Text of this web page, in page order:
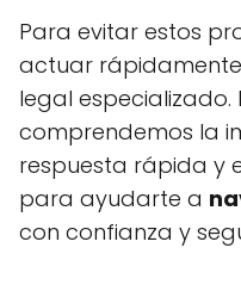
Para evitar estos
actuar
legal especializado.
comprendemos la
respuesta rápida y
para ayudarte a
con confianza y